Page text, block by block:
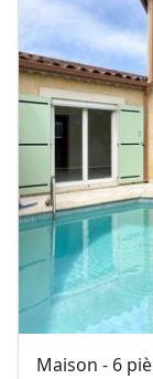
Maison - 6